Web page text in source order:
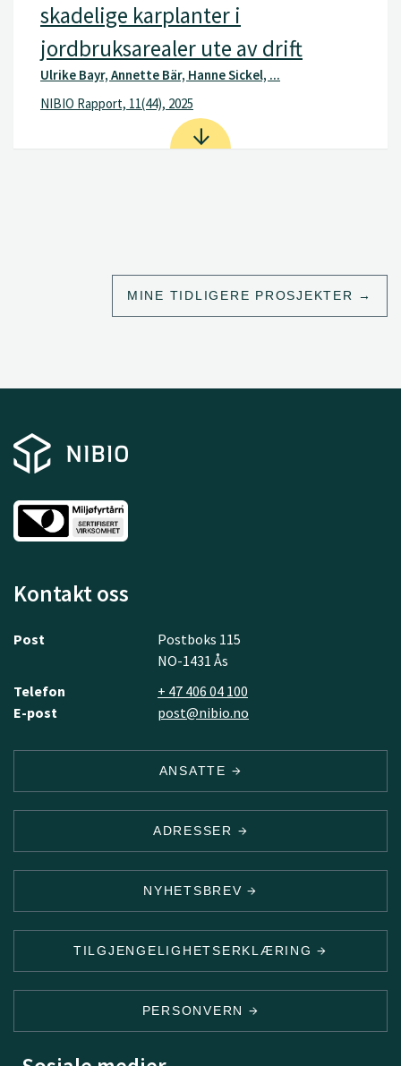
skadelige karplanter i
jordbruksarealer ute av drift
Ulrike Bayr, Annette Bär, Hanne Sickel, ...
NIBIO Rapport, 11(44), 2025
MINE TIDLIGERE PROSJEKTER
Kontakt oss
Post
Postboks 115
NO-1431 Ås
Telefon
+ 47 406 04 100
E-post
post@nibio.no
ANSATTE
ADRESSER
NYHETSBREV
TILGJENGELIGHETSERKLÆRING
PERSONVERN